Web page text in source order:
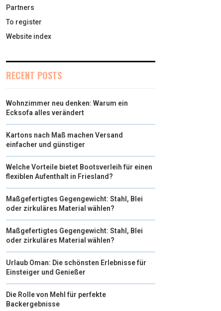
Partners
To register
Website index
RECENT POSTS
Wohnzimmer neu denken: Warum ein
Ecksofa alles verändert
Kartons nach Maß machen Versand
einfacher und günstiger
Welche Vorteile bietet Bootsverleih für einen
flexiblen Aufenthalt in Friesland?
Maßgefertigtes Gegengewicht: Stahl, Blei
oder zirkuläres Material wählen?
Maßgefertigtes Gegengewicht: Stahl, Blei
oder zirkuläres Material wählen?
Urlaub Oman: Die schönsten Erlebnisse für
Einsteiger und Genießer
Die Rolle von Mehl für perfekte
Backergebnisse